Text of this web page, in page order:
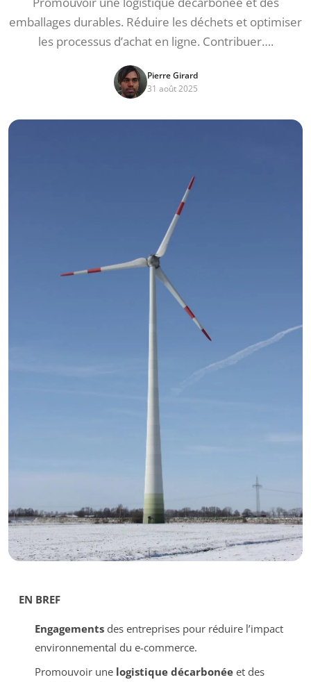
emballages durables. Réduire les déchets et optimiser
les processus d’achat en ligne. Contribuer….
Pierre Girard
31 août 2025
EN BREF
Engagementsdes entreprises pour réduire l’impact
environnemental du e-commerce.
Promouvoir une logistique décarbonéeet des